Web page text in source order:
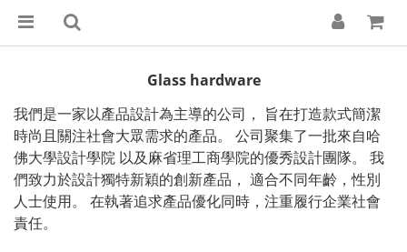
Glass hardware
我們是一家以產品設計為主導的公司， 旨在打造款式簡潔
時尚且關注社會大眾需求的產品。 公司聚集了一批來自哈
佛大學設計學院 以及麻省理工商學院的優秀設計團隊。 我
們致力於設計獨特新穎的創新產品， 適合不同年齡，性別
人士使用。 在執著追求產品優化同時，注重履行企業社會
責任。